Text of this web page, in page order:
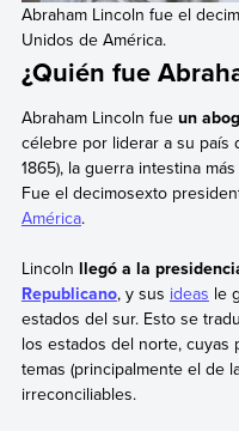
Abraham Lincoln fue el
Unidos de América.
¿Quién fue
Abraham Lincoln fueun
célebre por liderar a su país
1865), la guerra intestina
Fue el decimosexto
América.
Lincoln llegó a la
Republicano, y sus ideas le
estados del sur. Esto se
los estados del norte,
temas (principalmente el de
irreconciliables.